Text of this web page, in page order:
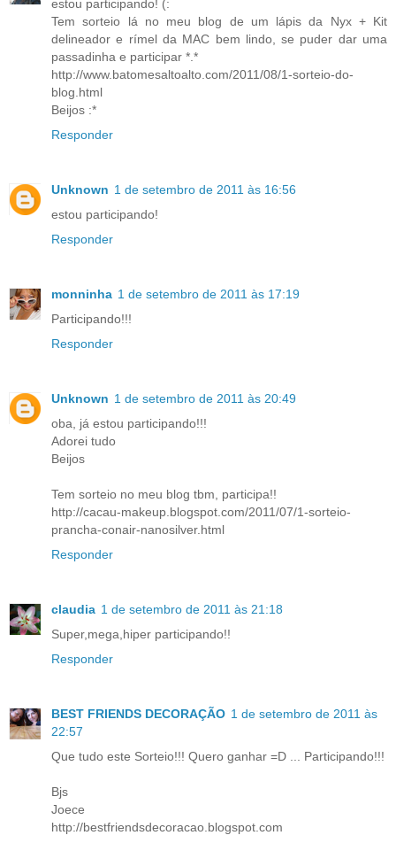
estou participando! (:
Tem sorteio lá no meu blog de um lápis da Nyx + Kit
delineador e rímel da MAC bem lindo, se puder dar uma
passadinha e participar *.*
http://www.batomesaltoalto.com/2011/08/1-sorteio-do-
blog.html
Beijos :*
Responder
Unknown 1 de setembro de 2011 às 16:56
estou participando!
Responder
monninha 1 de setembro de 2011 às 17:19
Participando!!!
Responder
Unknown 1 de setembro de 2011 às 20:49
oba, já estou participando!!!
Adorei tudo
Beijos
Tem sorteio no meu blog tbm, participa!!
http://cacau-makeup.blogspot.com/2011/07/1-sorteio-
prancha-conair-nanosilver.html
Responder
claudia 1 de setembro de 2011 às 21:18
Super,mega,hiper participando!!
Responder
BEST FRIENDS DECORAÇÃO 1 de setembro de 2011 às
22:57
Que tudo este Sorteio!!! Quero ganhar =D ... Participando!!!
Bjs
Joece
http://bestfriendsdecoracao.blogspot.com